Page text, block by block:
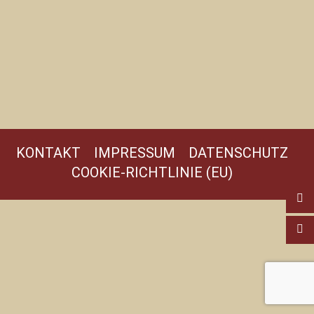
KONTAKT IMPRESSUM
DATENSCHUTZ
COOKIE-RICHTLINIE (EU)